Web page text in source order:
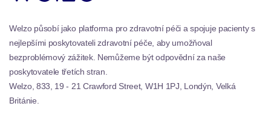
Welzo působí jako platforma pro zdravotní péči a spojuje pacienty s
nejlepšími poskytovateli zdravotní péče, aby umožňoval
bezproblémový zážitek. Nemůžeme být odpovědní za naše
poskytovatele třetích stran.
Welzo, 833, 19 - 21 Crawford Street, W1H 1PJ, Londýn, Velká
Británie.